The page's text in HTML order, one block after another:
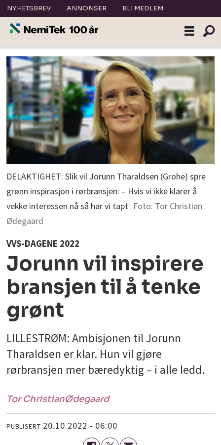
NYHETSBREV ANNONSER BLI MEDLEM
DELAKTIGHET: Slik vil Jorunn Tharaldsen (Grohe) spre
grønn inspirasjon i rørbransjen: – Hvis vi ikke klarer å
vekke interessen nå så har vi tapt Foto: Tor Christian
Ødegaard
VVS-DAGENE 2022
Jorunn vil inspirere
bransjen til å tenke
grønt
LILLESTRØM: Ambisjonen til Jorunn
Tharaldsen er klar. Hun vil gjøre
rørbransjen mer bæredyktig – i alle ledd.
Tor ChristianØdegaard
PUBLISERT 20.10.2022 - 06:00